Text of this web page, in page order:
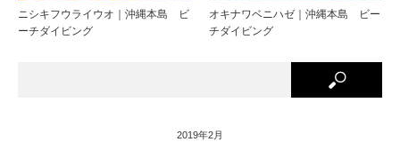
ニシキフウライウオ｜沖縄本島 ビ
ーチダイビング
オキナワベニハゼ｜沖縄本島 ビー
チダイビング
2019年2月